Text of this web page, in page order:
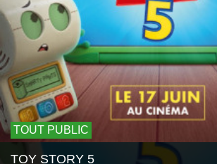
TOUT PUBLIC
TOY STORY 5